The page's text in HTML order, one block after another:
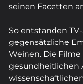
seinen Facetten
So entstanden
gegensätzliche
Weinen. Die
gesundheitlichen